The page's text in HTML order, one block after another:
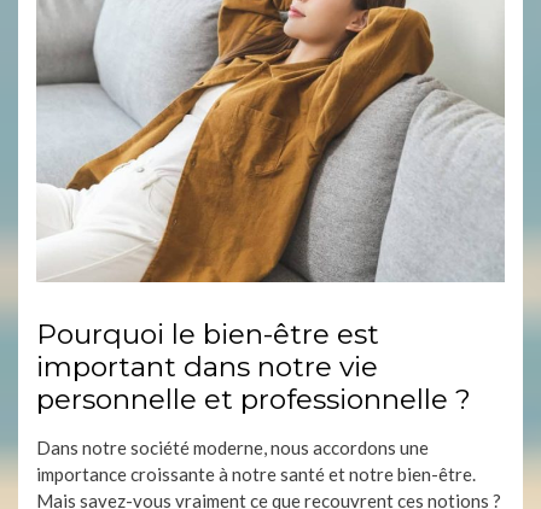
Pourquoi le bien-être est
important dans notre vie
personnelle et professionnelle ?
Dans notre société moderne, nous accordons une
importance croissante à notre santé et notre bien-être.
Mais savez-vous vraiment ce que recouvrent ces notions ?